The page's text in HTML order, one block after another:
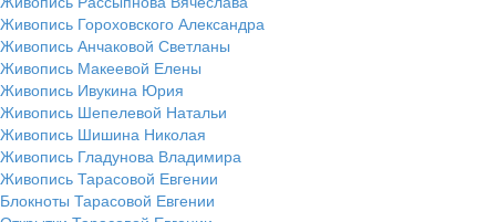
Живопись Гороховского Александра
Живопись Анчаковой Светланы
Живопись Макеевой Елены
Живопись Ивукина Юрия
Живопись Шепелевой Натальи
Живопись Шишина Николая
Живопись Гладунова Владимира
Живопись Тарасовой Евгении
Блокноты Тарасовой Евгении